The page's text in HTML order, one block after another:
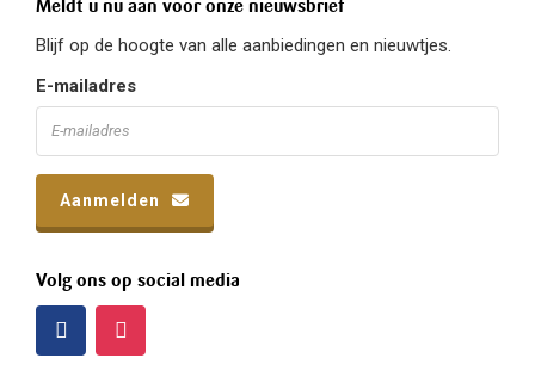
Meldt u nu aan voor onze nieuwsbrief
Blijf op de hoogte van alle aanbiedingen en nieuwtjes.
E-mailadres
Aanmelden
Volg ons op social media